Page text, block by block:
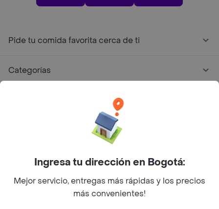
Pide tu comida favorita cerca de ti
Categorías
Facebook
Twitter
Instagram
©2026Rappi Inc. All rights reserved.
Ingresa tu dirección en Bogotá:
Mejor servicio, entregas más rápidas y los precios
más convenientes!